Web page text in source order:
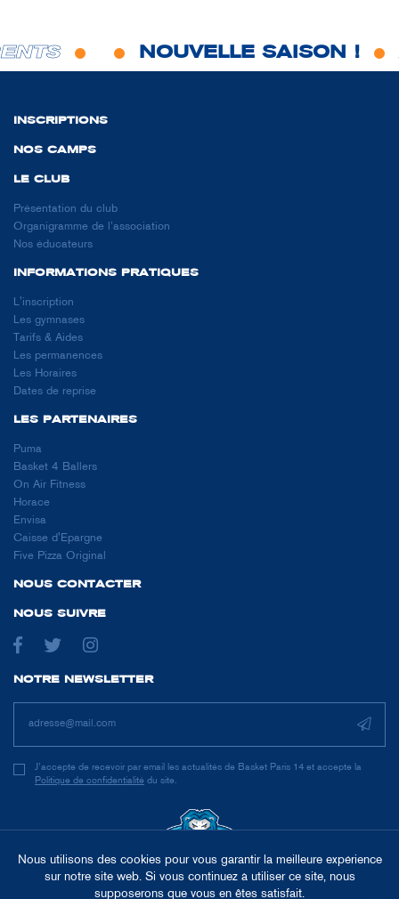
NOUVELLE SAISON !
INSCRIPTIONS
NOS CAMPS
LE CLUB
Présentation du club
Organigramme de l’association
Nos éducateurs
INFORMATIONS PRATIQUES
L'inscription
Les gymnases
Tarifs & Aides
Les permanences
Les Horaires
Dates de reprise
LES PARTENAIRES
Puma
Basket 4 Ballers
On Air Fitness
Horace
Envisa
Caisse d'Epargne
Five Pizza Original
NOUS CONTACTER
NOUS SUIVRE
NOTRE NEWSLETTER
J’accepte de recevoir par email les actualités de Basket Paris 14 et accepte la
Politique de confidentialité du site.
Nous utilisons des cookies pour vous garantir la meilleure expérience
sur notre site web. Si vous continuez à utiliser ce site, nous
supposerons que vous en êtes satisfait.